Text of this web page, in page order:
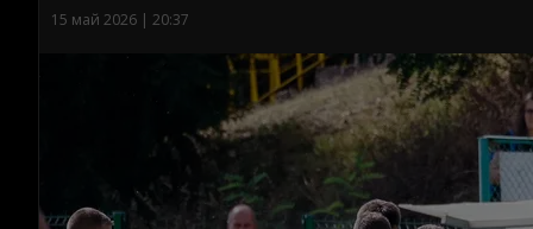
15 май 2026 | 20:37